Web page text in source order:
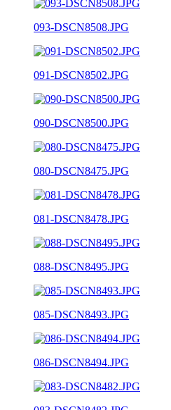
093-DSCN8508.JPG
091-DSCN8502.JPG
090-DSCN8500.JPG
080-DSCN8475.JPG
081-DSCN8478.JPG
088-DSCN8495.JPG
085-DSCN8493.JPG
086-DSCN8494.JPG